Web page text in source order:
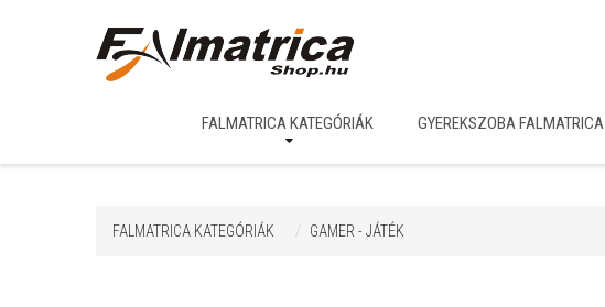
FALMATRICA KATEGÓRIÁK GYEREKSZOBA FALMATRICA
FALMATRICA KATEGÓRIÁK GAMER - JÁTÉK